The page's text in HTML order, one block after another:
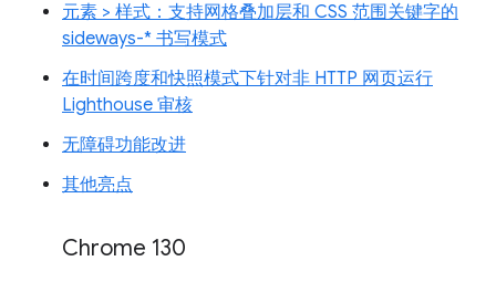
元素 > 样式：支持网格叠加层和 CSS 范围关键字的
sideways-* 书写模式
在时间跨度和快照模式下针对非 HTTP 网页运行
Lighthouse 审核
无障碍功能改进
其他亮点
Chrome 130